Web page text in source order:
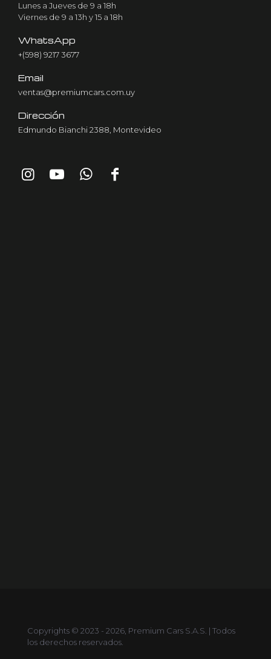
Lunes a Jueves de 9 a 18h
Viernes de 9 a 13h y 15 a 18h
WhatsApp
+(598) 9217 3677
Email
ventas@premiumcars.com.uy
Dirección
Edmundo Bianchi 2388, Montevideo
Copyrights © 2023 - 2026, Premium Cars S.A.S. | Todos
los derechos reservados.